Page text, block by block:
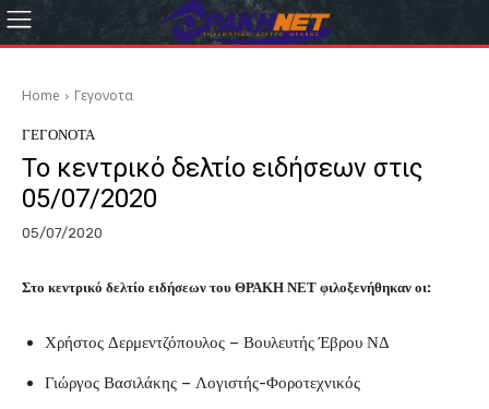
Home Γεγονοτα
ΓΕΓΟΝΟΤΑ
Το κεντρικό δελτίο ειδήσεων στις
05/07/2020
05/07/2020
Στο κεντρικό δελτίο ειδήσεων του ΘΡΑΚΗ ΝΕΤ φιλοξενήθηκαν οι:
Χρήστος Δερμεντζόπουλος – Βουλευτής Έβρου ΝΔ
Γιώργος Βασιλάκης – Λογιστής-Φοροτεχνικός